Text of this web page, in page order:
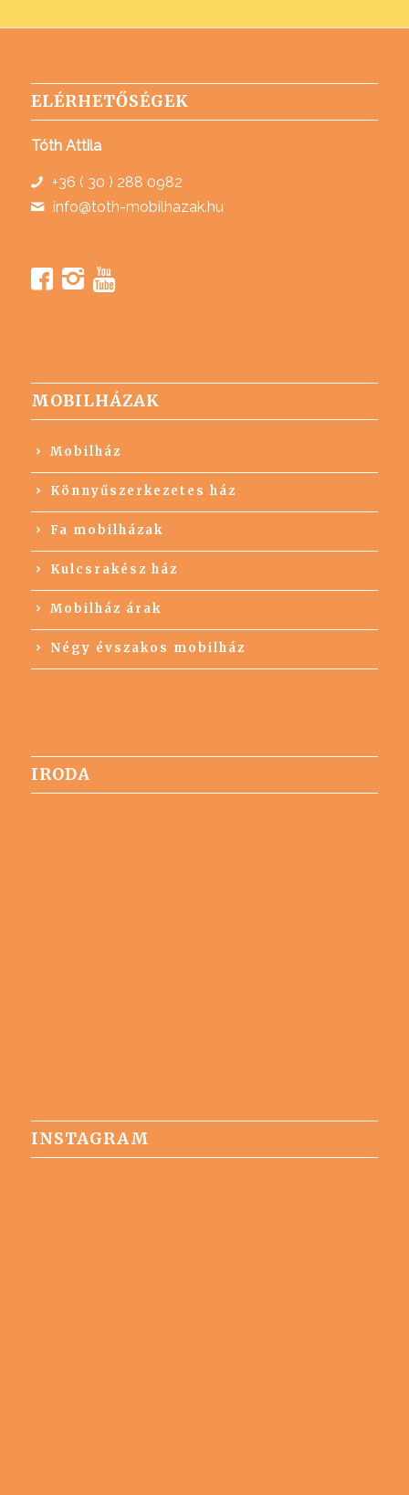
ELÉRHETŐSÉGEK
Tóth Attila
+36 ( 30 ) 288 0982
info@toth-mobilhazak.hu
MOBILHÁZAK
Mobilház
Könnyűszerkezetes ház
Fa mobilházak
Kulcsrakész ház
Mobilház árak
Négy évszakos mobilház
IRODA
INSTAGRAM